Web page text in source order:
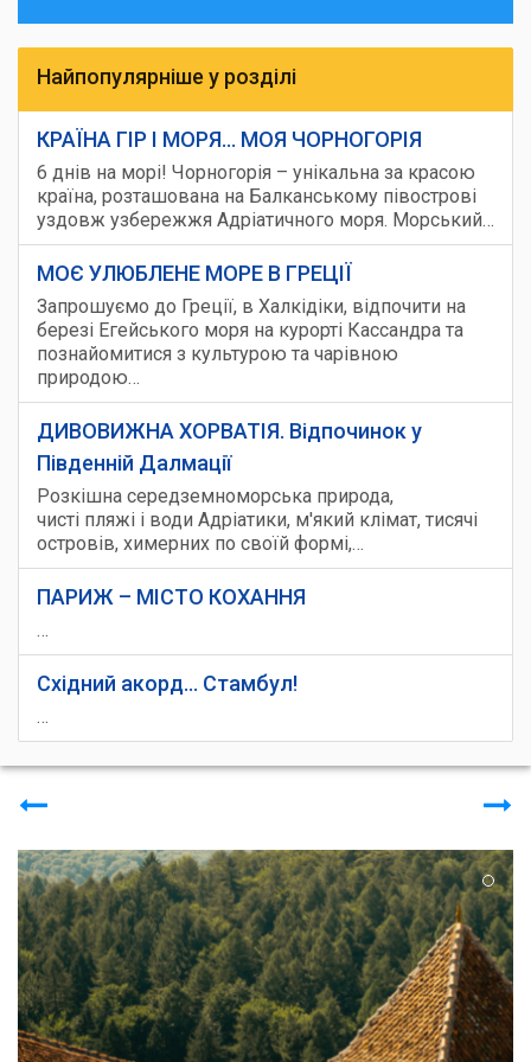
бронювання туру відбувається не пізніше, як за 14
Послуга "Комфортне місце" - 10€/особа (Замовляється
Послуга "Одномісне розміщення" - під запит (доплата
до вартості туру)
Послуга "Останній ряд" - знижка 10€ від вартості туру
при виборі місця в останньому ряді автобуса.
Послуга "Для наречених пар" - знижку 5% від вартості
туру для тих хто нещодавно побрався (забронювати
тур не пізніше 30 днів з дати розпису).
Послуга "Додаткове вільне місце біля себе" - 75% до
Послуга "Екскурсія по Львову" - Є час до виїзду?
Прогуляйтесь Львовом з цікавими розповідями від
гіда. Замовляйте послугу “Екскурсія по Львову”.
ВАЖЛИВО:
Обов’язковий депозит або обов’язкова екскурсія в
акційних турах!
Депозит (або екскурсія) є обов'язковими при
бронюванні туру по акційній ціні. Якщо тур придбаний
по стандартній ціні, депозит (або обов’язкова
Якщо турист не скористався депозитом у період туру
або не використав його повною мірою, залишок
коштів НЕ повертається.
заявок, і вказуються в інфолисті
Туроператор лишає за собою право змінювати
кількість, порядок і час екскурсій або замінювати їх на
рівноцінні.
Туроператор лишає за собою право вносити зміни в
програму туру без зміни загальної кількості послуг.
Програма туру може змінюватись на Новий Рік,
Різдво, Травневі свята та інші святкові дати.
Найпопулярніше у розділі
КРАЇНА ГІР І МОРЯ... МОЯ ЧОРНОГОРІЯ
6 днів на морі! Чорногорія – унікальна за красою
країна, розташована на Балканському півострові
уздовж узбережжя Адріатичного моря. Морський…
МОЄ УЛЮБЛЕНЕ МОРЕ В ГРЕЦІЇ
Запрошуємо до Греції, в Халкідіки, відпочити на
березі Егейського моря на курорті Кассандра та
познайомитися з культурою та чарівною
природою…
ДИВОВИЖНА ХОРВАТІЯ. Відпочинок у
Південній Далмації
Розкішна середземноморська природа,
чисті пляжі і води Адріатики, м'який клімат, тисячі
островів, химерних по своїй формі,…
ПАРИЖ – МІСТО КОХАННЯ
…
Східний акорд... Стамбул!
…